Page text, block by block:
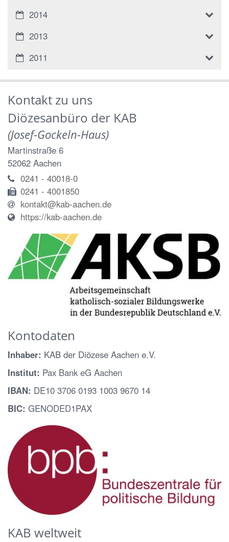
2014
2013
2011
Kontakt zu uns
Diözesanbüro der KAB
(Josef-Gockeln-Haus)
Martinstraße 6
52062 Aachen
0241 - 40018-0
0241 - 4001850
kontakt@kab-aachen.de
https://kab-aachen.de
Kontodaten
Inhaber: KAB der Diözese Aachen e.V.
Institut: Pax Bank eG Aachen
IBAN: DE10 3706 0193 1003 9670 14
BIC: GENODED1PAX
KAB weltweit